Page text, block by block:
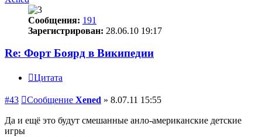
Сообщения: 191
Зарегистрирован: 28.06.10 19:17
Re: Форт Боярд в Википедии
Цитата
#43 Сообщение Xened » 8.07.11 15:55
Да и ещё это будут смешанные анло-американские детские
игры